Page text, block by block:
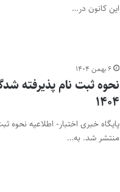
این کانون در…
۶ بهمن ۱۴۰۴
نحوه ثبت نام پذیرفته
۱۴۰۴
منتشر شد. به…